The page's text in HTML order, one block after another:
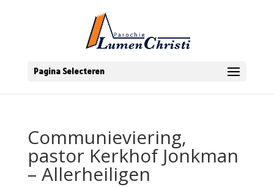
Pagina Selecteren
Communieviering,
pastor Kerkhof Jonkman
– Allerheiligen